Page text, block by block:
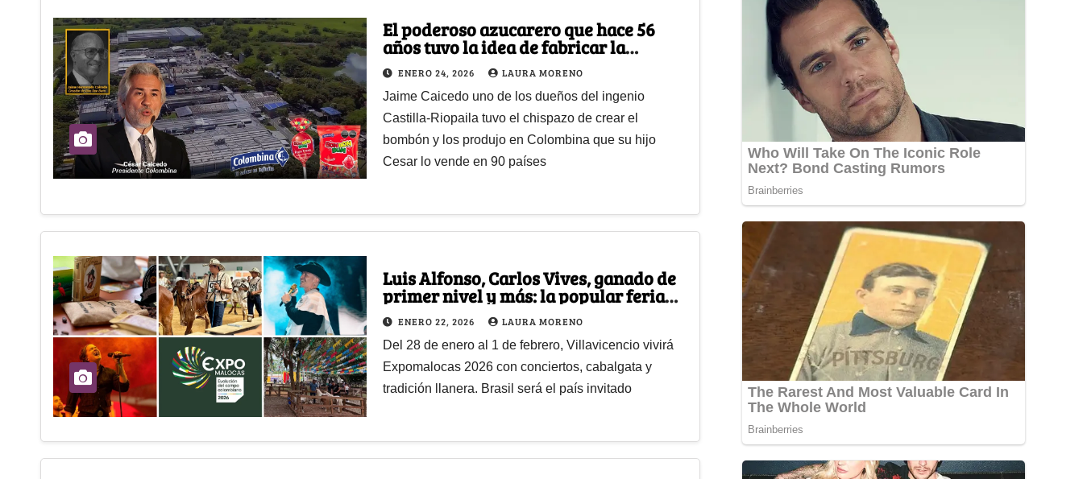
El poderoso azucarero que hace 56
años tuvo la idea de fabricar la
golosina más famosa de Colombia:
Bon Bon Bum
ENERO 24, 2026 LAURA MORENO
Jaime Caicedo uno de los dueños del ingenio
Castilla-Riopaila tuvo el chispazo de crear el
bombón y los produjo en Colombina que su hijo
Cesar lo vende en 90 países
Luis Alfonso, Carlos Vives, ganado de
primer nivel y más: la popular feria
que pondrá a vibrar a Villavicencio
ENERO 22, 2026 LAURA MORENO
Del 28 de enero al 1 de febrero, Villavicencio vivirá
Expomalocas 2026 con conciertos, cabalgata y
tradición llanera. Brasil será el país invitado